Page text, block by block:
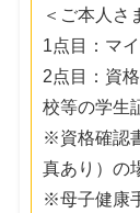
＜ご本人さ
1点目：マ
2点目：資
校等の学生
※資格確認
真あり）の
※母子健康